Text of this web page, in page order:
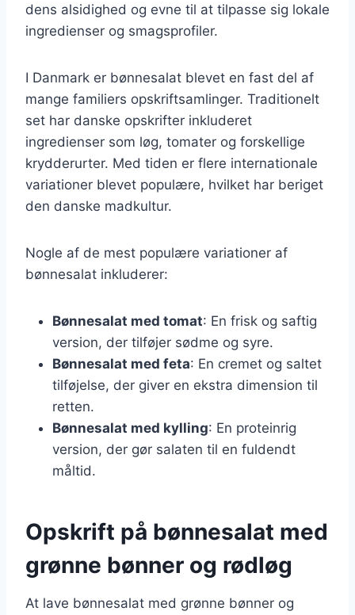
dens alsidighed og evne til at tilpasse sig lokale
ingredienser og smagsprofiler.
I Danmark er bønnesalat blevet en fast del af
mange familiers opskriftsamlinger. Traditionelt
set har danske opskrifter inkluderet
ingredienser som løg, tomater og forskellige
krydderurter. Med tiden er flere internationale
variationer blevet populære, hvilket har beriget
den danske madkultur.
Nogle af de mest populære variationer af
bønnesalat inkluderer:
Bønnesalat med tomat: En frisk og saftig
version, der tilføjer sødme og syre.
Bønnesalat med feta: En cremet og saltet
tilføjelse, der giver en ekstra dimension til
retten.
Bønnesalat med kylling: En proteinrig
version, der gør salaten til en fuldendt
måltid.
Opskrift på bønnesalat med
grønne bønner og rødløg
At lave bønnesalat med grønne bønner og